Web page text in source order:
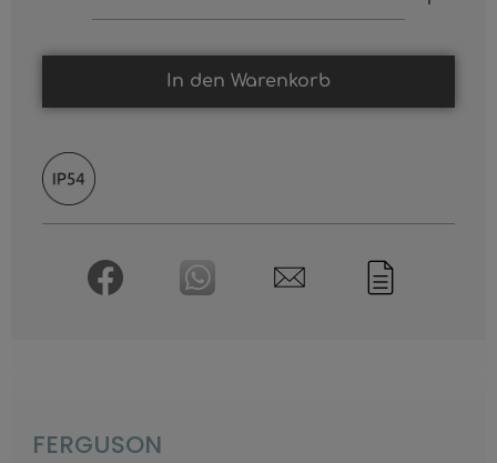
In den Warenkorb
FERGUSON